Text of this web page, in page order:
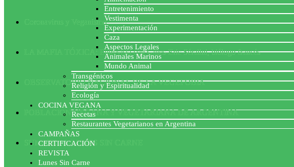
Coronavirus y Veganismo
LA MAFIA TÓXICA: Entrevista con Gilles-Eric Séralini, biólogo francés
OBSERVATORIO NACIONAL DE LA VEGEFOBIA
POBLACION VEGANA Y VEGETARIANA DE ARGENTINA
SUMATE AL LUNES SIN CARNE
Entretenimiento
Vestimenta
Experimentación
Caza
Aspectos Legales
Animales Marinos
Mundo Animal
Transgénicos
Religión y Espiritualidad
Ecología
COCINA VEGANA
Recetas
Restaurantes Vegetarianos en Argentina
CAMPAÑAS
CERTIFICACIÓN
REVISTA
Lunes Sin Carne